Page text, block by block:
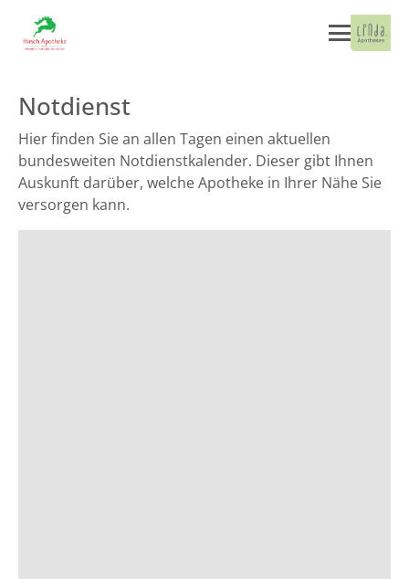
Notdienst
Hier finden Sie an allen Tagen einen aktuellen
bundesweiten Notdienstkalender. Dieser gibt Ihnen
Auskunft darüber, welche Apotheke in Ihrer Nähe Sie
versorgen kann.